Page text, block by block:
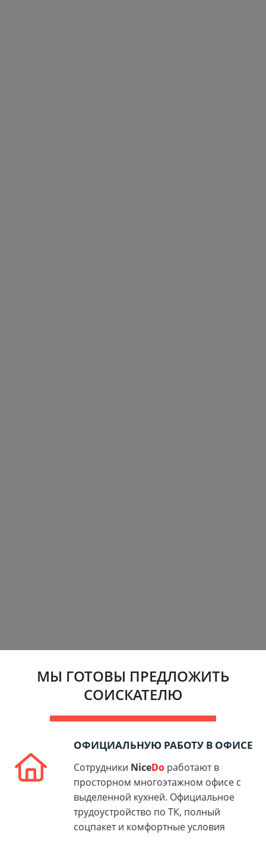
МЫ ГОТОВЫ ПРЕДЛОЖИТЬ
СОИСКАТЕЛЮ
ОФИЦИАЛЬНУЮ РАБОТУ В ОФИСЕ
Сотрудники NiceDoработают в
просторном многоэтажном офисе с
выделенной кухней. Официальное
трудоустройство по ТК, полный
соцпакет и комфортные условия